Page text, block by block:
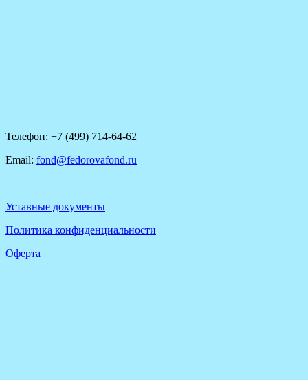
Телефон: +7 (499) 714-64-62
Email: fond@fedorovafond.ru
Уставные документы
Политика конфиденциальности
Оферта